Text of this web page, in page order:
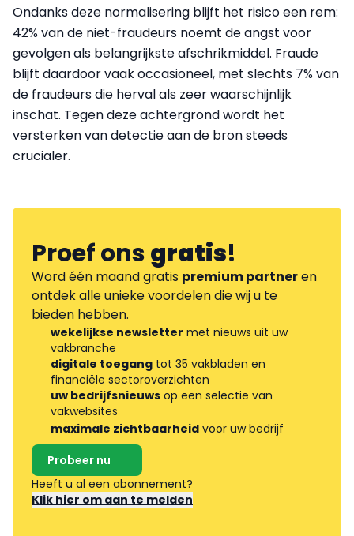
Ondanks deze normalisering blijft het risico een rem:
42% van de niet-fraudeurs noemt de angst voor
gevolgen als belangrijkste afschrikmiddel. Fraude
blijft daardoor vaak occasioneel, met slechts 7% van
de fraudeurs die herval als zeer waarschijnlijk
inschat. Tegen deze achtergrond wordt het
versterken van detectie aan de bron steeds
crucialer.
Proef onsgratis!
Word één maand gratis premium partneren
ontdek alle unieke voordelen die wij u te
bieden hebben.
wekelijkse newsletter met nieuws uit uw
vakbranche
digitale toegang tot 35 vakbladen en
financiële sectoroverzichten
uw bedrijfsnieuws op een selectie van
vakwebsites
maximale zichtbaarheid voor uw bedrijf
Probeer nu
Heeft u al een abonnement?
Klik hier om aan te melden